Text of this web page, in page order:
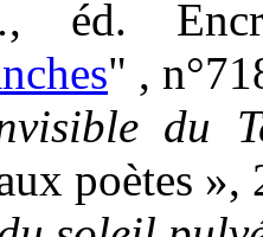
, éd.
" ,
du
poètes »,